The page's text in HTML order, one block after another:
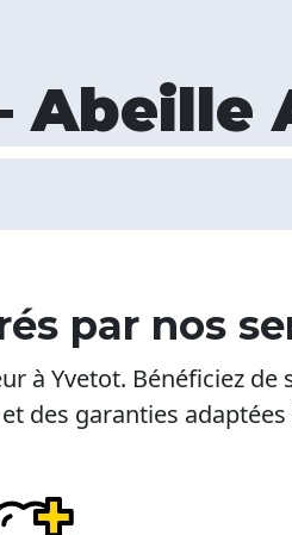
Abeille
par nos
à Yvetot. Bénéficiez
des garanties adaptées